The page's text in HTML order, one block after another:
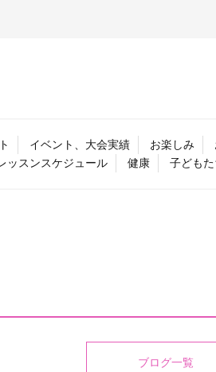
イベント、大会実績 お楽しみ
ッスンスケジュール 健康 子ども
ブログ一覧